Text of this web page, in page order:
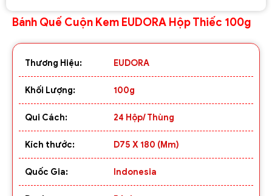
Bánh Quế Cuộn Kem EUDORA Hộp Thiếc 100g
Thương Hiệu: EUDORA
Khối Lượng: 100g
Qui Cách: 24 Hộp/ Thùng
Kích thước: D75 X 180 (mm)
Quốc Gia: Indonesia